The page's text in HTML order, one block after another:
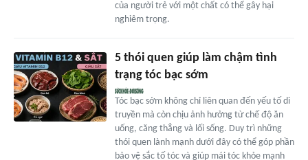
của người trẻ với một chất có thể gây hại
nghiêm trọng.
5 thói quen giúp làm chậm tình
trạng tóc bạc sớm
Tóc bạc sớm không chỉ liên quan đến yếu tố di
truyền mà còn chịu ảnh hưởng từ chế độ ăn
uống, căng thẳng và lối sống. Duy trì những
thói quen lành mạnh dưới đây có thể góp phần
bảo vệ sắc tố tóc và giúp mái tóc khỏe mạnh